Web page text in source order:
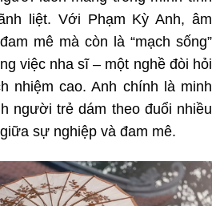
liệt. Với Phạm Kỳ Anh, âm
mê mà còn là “mạch sống”
việc nha sĩ – một nghề đòi hỏi
nhiệm cao. Anh chính là minh
người trẻ dám theo đuổi nhiều
sự nghiệp và đam mê.